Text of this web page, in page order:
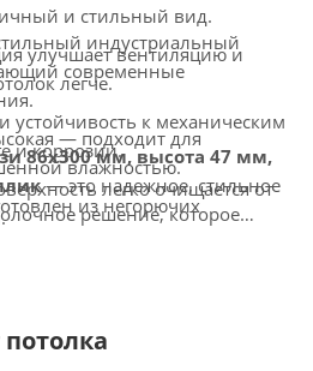
индустриальный
современные
— подходит для
влажностью.
из негорючих
современным стандартам
светильниками и другими
и стильный вид.
улучшает вентиляцию и
легче.
устойчивость к механическим
и коррозии.
легко очищается от
— подходит для
86x300 мм, высота 47 мм,
— это надежное, стильное
решение, которое
дизайн.
потолка